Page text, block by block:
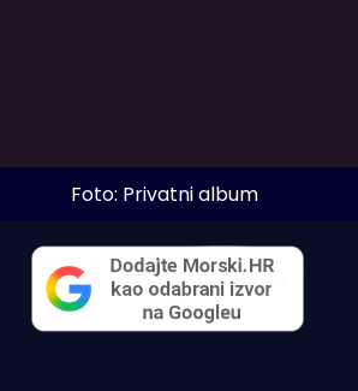
Foto: Privatni album